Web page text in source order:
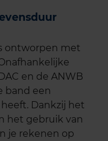
ontworpen met
en de ANWB
band een
Dankzij het
het gebruik van
je rekenen op